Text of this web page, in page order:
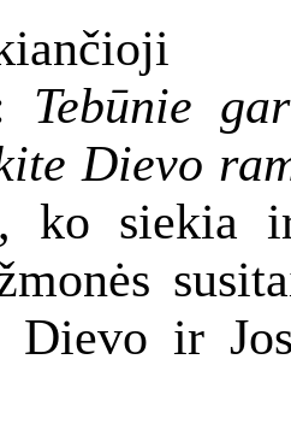
Tebūnie
Dievo
ko siekia
ir Jos